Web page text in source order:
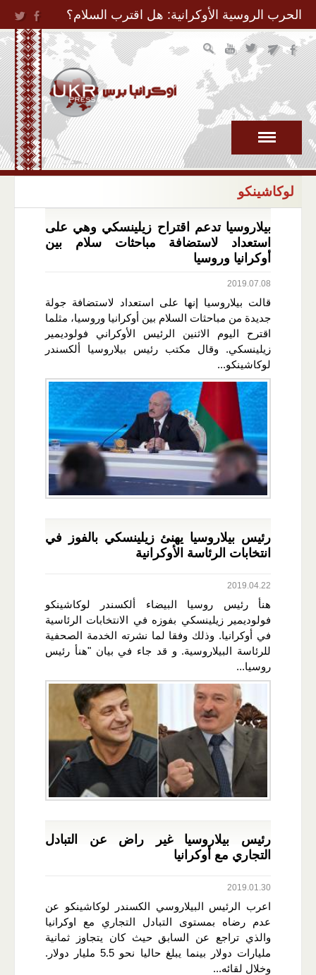
Jump to Navigation
الحرب الروسية الأوكرانية: هل اقترب السلام؟
لوكاشينكو
بيلاروسيا تدعم اقتراح زيلينسكي وهي على
استعداد لاستضافة مباحثات سلام بين
أوكرانيا وروسيا
2019.07.08
قالت بيلاروسيا إنها على استعداد لاستضافة جولة
جديدة من مباحثات السلام بين أوكرانيا وروسيا، مثلما
اقترح اليوم الاثنين الرئيس الأوكراني فولوديمير
زيلينسكي. وقال مكتب رئيس بيلاروسيا ألكسندر
لوكاشينكو...
رئيس بيلاروسيا يهنئ زيلينسكي بالفوز في
انتخابات الرئاسة الأوكرانية
2019.04.22
هنأ رئيس روسيا البيضاء ألكسندر لوكاشينكو
فولوديمير زيلينسكي بفوزه في الانتخابات الرئاسية
في أوكرانيا. وذلك وفقا لما نشرته الخدمة الصحفية
للرئاسة البيلاروسية. و قد جاء في بيان "هنأ رئيس
روسيا...
رئيس بيلاروسيا غير راض عن التبادل
التجاري مع أوكرانيا
2019.01.30
اعرب الرئيس البيلاروسي الكسندر لوكاشينكو عن
عدم رضاه بمستوى التبادل التجاري مع اوكرانيا
والذي تراجع عن السابق حيث كان يتجاوز ثمانية
مليارات دولار بينما يبلغ حاليا نحو 5.5 مليار دولار.
وخلال لقائه...